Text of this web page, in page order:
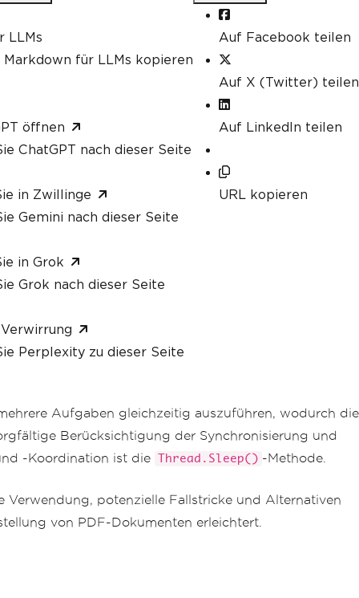
LLMs
Markdown für LLMs kopieren
öffnen
ChatGPT nach dieser Seite
in Zwillinge
Gemini nach dieser Seite
in Grok
Grok nach dieser Seite
Perplexity zu dieser Seite
Auf Facebook teilen
Auf X (Twitter) teilen
Auf LinkedIn teilen
URL kopieren
Aufgaben gleichzeitig auszuführen, wodurch die
Berücksichtigung der Synchronisierung und
-Koordination ist die
Thread.Sleep() -Methode.
Verwendung, potenzielle Fallstricke und Alternativen
von PDF-Dokumenten erleichtert.